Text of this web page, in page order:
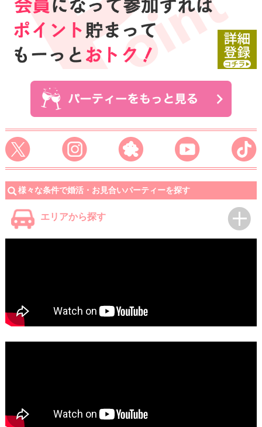
様々な条件で婚活・お見合いパーティーを探す
エリアから探す